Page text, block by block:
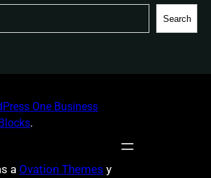
Search
One Business
Blocks.
a Ovation Themes y